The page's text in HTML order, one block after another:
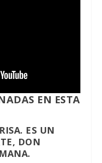
EN ESTA
ES UN
DON